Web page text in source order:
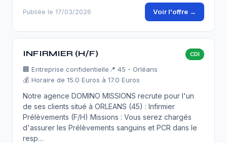
Publiée le 17/03/2026 Voir l'offre →
INFIRMIER (H/F) CDI
🏢 Entreprise confidentielle 📍 45 - Orléans
💰 Horaire de 15.0 Euros à 17.0 Euros
Notre agence DOMINO MISSIONS recrute pour l'un
de ses clients situé à ORLEANS (45) : Infirmier
Prélèvements (F/H) Missions : Vous serez chargés
d'assurer les Prélèvements sanguins et PCR dans le
resp…